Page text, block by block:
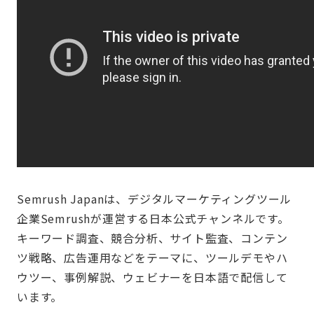
Semrush Japanは、デジタルマーケティングツール
企業Semrushが運営する日本公式チャンネルです。
キーワード調査、競合分析、サイト監査、コンテン
ツ戦略、広告運用などをテーマに、ツールデモやハ
ウツー、事例解説、ウェビナーを日本語で配信して
います。